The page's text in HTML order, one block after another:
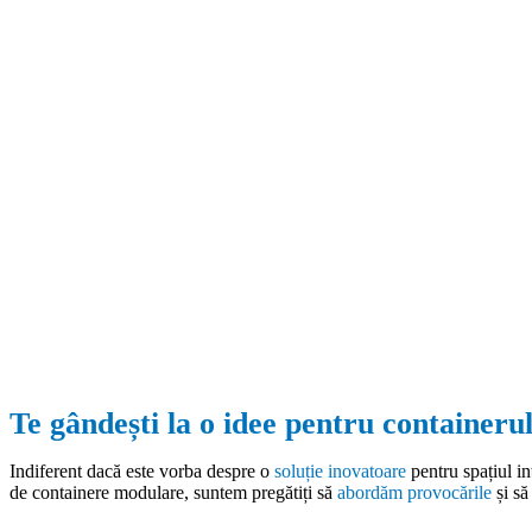
Te gândești la o idee pentru
Indiferent dacă este vorba despre o soluție inovatoare pentru spațiul
de containere modulare, suntem pregătiți să abordăm provocările și